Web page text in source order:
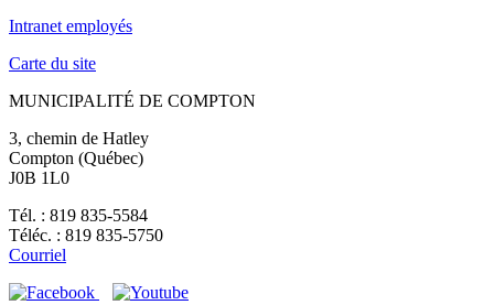
Intranet employés
Carte du site
MUNICIPALITÉ DE COMPTON
3, chemin de Hatley
Compton (Québec)
J0B 1L0
Tél. : 819 835-5584
Téléc. : 819 835-5750
Courriel